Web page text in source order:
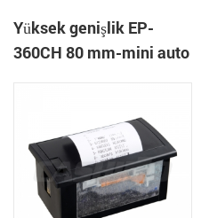
Yüksek genişlik EP-
360CH 80 mm-mini auto